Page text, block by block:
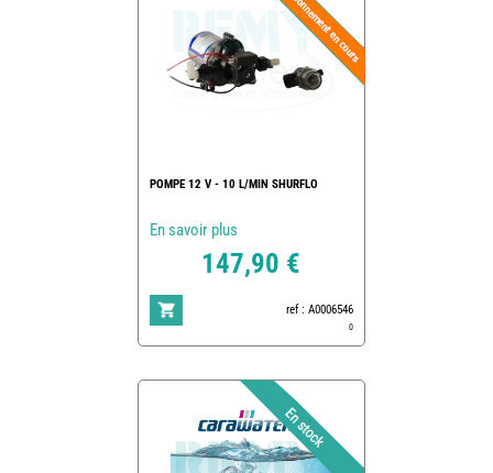
POMPE 12 V - 10 L/MIN SHURFLO
En savoir plus
147,90 €
ref : A0006546
0